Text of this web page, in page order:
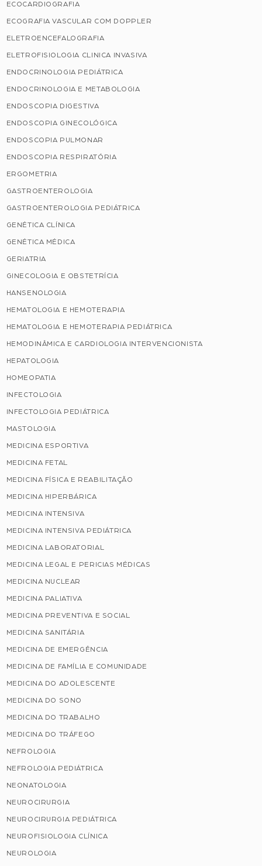
ECOCARDIOGRAFIA
ECOGRAFIA VASCULAR COM DOPPLER
ELETROENCEFALOGRAFIA
ELETROFISIOLOGIA CLINICA INVASIVA
ENDOCRINOLOGIA PEDIÁTRICA
ENDOCRINOLOGIA E METABOLOGIA
ENDOSCOPIA DIGESTIVA
ENDOSCOPIA GINECOLÓGICA
ENDOSCOPIA PULMONAR
ENDOSCOPIA RESPIRATÓRIA
ERGOMETRIA
GASTROENTEROLOGIA
GASTROENTEROLOGIA PEDIÁTRICA
GENÉTICA CLÍNICA
GENÉTICA MÉDICA
GERIATRIA
GINECOLOGIA E OBSTETRÍCIA
HANSENOLOGIA
HEMATOLOGIA E HEMOTERAPIA
HEMATOLOGIA E HEMOTERAPIA PEDIÁTRICA
HEMODINÂMICA E CARDIOLOGIA INTERVENCIONISTA
HEPATOLOGIA
HOMEOPATIA
INFECTOLOGIA
INFECTOLOGIA PEDIÁTRICA
MASTOLOGIA
MEDICINA ESPORTIVA
MEDICINA FETAL
MEDICINA FÍSICA E REABILITAÇÃO
MEDICINA HIPERBÁRICA
MEDICINA INTENSIVA
MEDICINA INTENSIVA PEDIÁTRICA
MEDICINA LABORATORIAL
MEDICINA LEGAL E PERICIAS MÉDICAS
MEDICINA NUCLEAR
MEDICINA PALIATIVA
MEDICINA PREVENTIVA E SOCIAL
MEDICINA SANITÁRIA
MEDICINA DE EMERGÊNCIA
MEDICINA DE FAMÍLIA E COMUNIDADE
MEDICINA DO ADOLESCENTE
MEDICINA DO SONO
MEDICINA DO TRABALHO
MEDICINA DO TRÁFEGO
NEFROLOGIA
NEFROLOGIA PEDIÁTRICA
NEONATOLOGIA
NEUROCIRURGIA
NEUROCIRURGIA PEDIÁTRICA
NEUROFISIOLOGIA CLÍNICA
NEUROLOGIA